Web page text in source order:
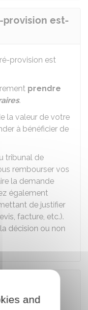
est-
provision est
prendre
.
la valeur de votre
à bénéficier de
tribunal de
rembourser vos
la demande
également
de justifier
facture, etc.).
décision ou non
référé-
par le
and